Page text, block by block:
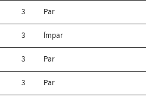
3 Par
3 Ímpar
3 Par
3 Par